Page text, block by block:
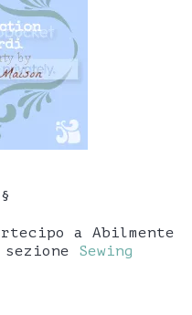
a Abilmente
Sewing